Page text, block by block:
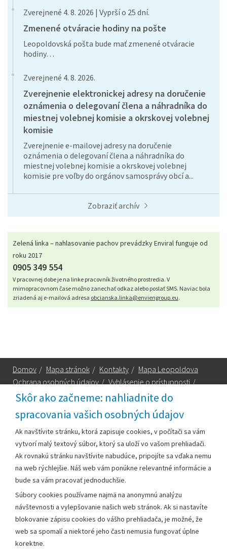
Skôr ako začneme: nahliadnite do
spracovania vašich osobných údajov
Ak navštívite stránku, ktorá zapisuje cookies, v počítači sa vám
vytvorí malý textový súbor, ktorý sa uloží vo vašom prehliadači.
Ak rovnakú stránku navštívite nabudúce, pripojíte sa vďaka nemu
na web rýchlejšie. Náš web vám ponúkne relevantné informácie a
bude sa vám pracovať jednoduchšie.
Súbory cookies používame najmä na anonymnú analýzu
návštevnosti a vylepšovanie našich web stránok. Ak si nastavíte
blokovanie zápisu cookies do vášho prehliadača, je možné, že
web sa spomalí a niektoré jeho časti nemusia fungovať úplne
korektne.
Zverejnené 4. 8. 2026 | Vyprší o 25 dní.
Zmenené otváracie hodiny na pošte
Leopoldovská pošta bude mať zmenené otváracie
hodiny…
Zverejnené 4. 8. 2026.
Zverejnenie elektronickej adresy na doručenie
oznámenia o delegovaní člena a náhradníka do
miestnej volebnej komisie a okrskovej volebnej
komisie
Zverejnenie e-mailovej adresy na doručenie
oznámenia o delegovaní člena a náhradníka do
miestnej volebnej komisie a okrskovej volebnej
komisie pre voľby do orgánov samosprávy obcí a...
Zobraziť archív
Zelená linka – nahlasovanie pachov prevádzky Enviral funguje od
roku 2017
0905 349 554
V pracovnej dobe je na linke pracovník životného prostredia. V
mimopracovnom čase možno zanechať odkaz alebo poslať SMS. Naviac bola
zriadená aj e-mailová adresa obcianska.linka@enviengroup.eu.
Domov / Mapa stránok / Kontakty / Mapa Leopoldova
Ochrana osobných údajov / Vyhlásenie o prístupnosti /
Technická podpora
Mestský úrad Leopoldov
Hlohovská cesta 1818/2A
920 41 Leopoldov
Kontakt:
Telefón:+42133/285 27 11
Email:
mesto@leopoldov.sk